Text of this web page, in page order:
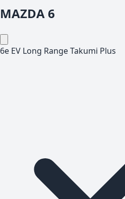
MAZDA6
6e EV Long Range Takumi Plus